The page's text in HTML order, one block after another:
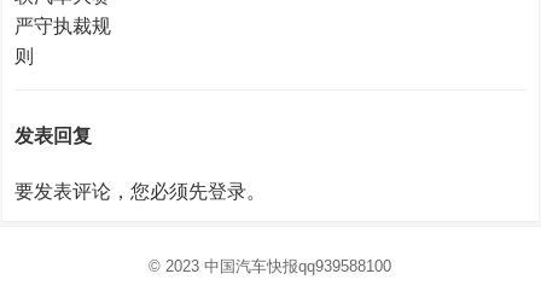
发表回复
要发表评论，您必须先登录。
© 2023中国汽车快报qq939588100